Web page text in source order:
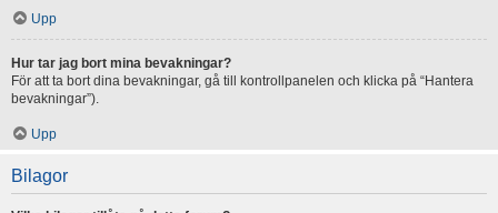
Upp
Hur tar jag bort mina bevakningar?
För att ta bort dina bevakningar, gå till kontrollpanelen och klicka på “Hantera
bevakningar”).
Upp
Bilagor